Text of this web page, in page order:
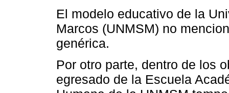
El modelo educativo de la
Marcos (UNMSM) no
genérica.
Por otro parte, dentro de los
egresado de la Escuela